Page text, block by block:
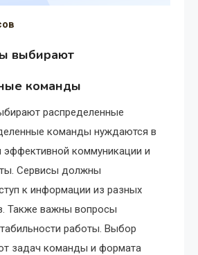
выбирают
команды
распределенные
команды нуждаются в
эффективной коммуникации и
Сервисы должны
к информации из разных
Также важны вопросы
работы. Выбор
задач команды и формата